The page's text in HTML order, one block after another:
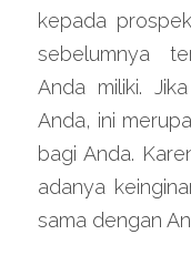
kepada
sebelumnya
Anda miliki.
Anda, ini
bagi Anda.
adanya
sama dengan